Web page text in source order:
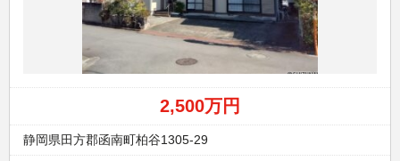
2,500万円
静岡県田方郡函南町柏谷1305-29